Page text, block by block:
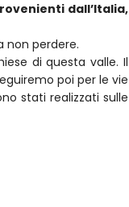
dall’Italia,
non perdere.
di questa valle. Il
poi per le vie
stati realizzati sulle